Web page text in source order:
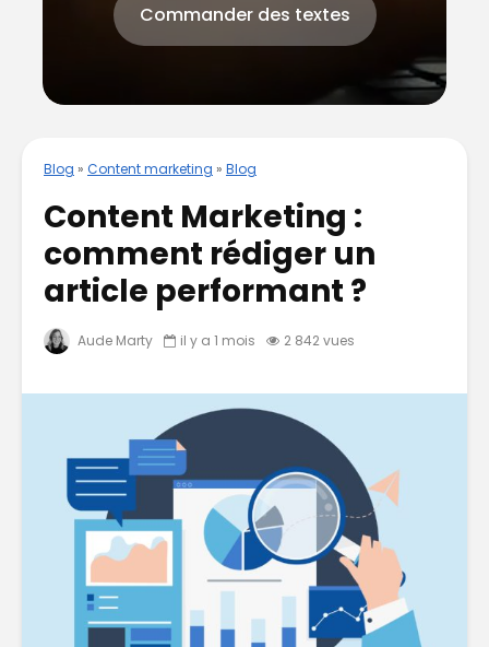
Commander des textes
Blog » Content marketing » Blog
Content Marketing :
comment rédiger un
article performant ?
Aude Marty il y a 1 mois 2 842 vues